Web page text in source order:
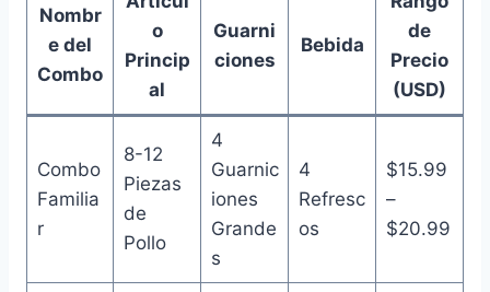
Nombr
e del
Combo
o
Princip
al
Guarni
ciones
Bebida
de
Precio
(USD)
Combo
Familia
r
8-12
Piezas
de
Pollo
4
Guarnic
iones
Grande
s
4
Refresc
os
$15.99
–
$20.99